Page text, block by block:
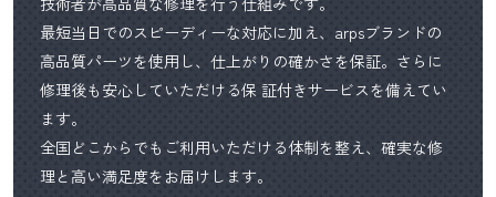
最短当日でのスピーディーな対応に加え、arpsブランドの
高品質パーツを使用し、仕上がりの確かさを保証。さらに
修理後も安心していただける保 証付きサービスを備えてい
ます。
全国どこからでもご利用いただける体制を整え、確実な修
理と高い満足度をお届けします。